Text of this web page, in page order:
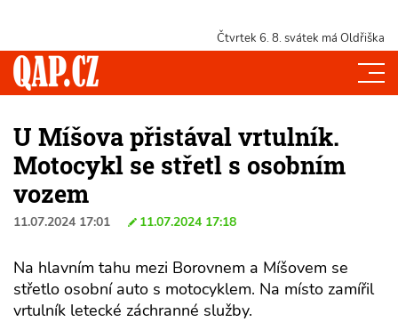
Čtvrtek 6. 8. svátek má Oldřiška
U Míšova přistával vrtulník.
Motocykl se střetl s osobním
vozem
11.07.2024 17:01 11.07.2024 17:18
Na hlavním tahu mezi Borovnem a Míšovem se
střetlo osobní auto s motocyklem. Na místo zamířil
vrtulník letecké záchranné služby.